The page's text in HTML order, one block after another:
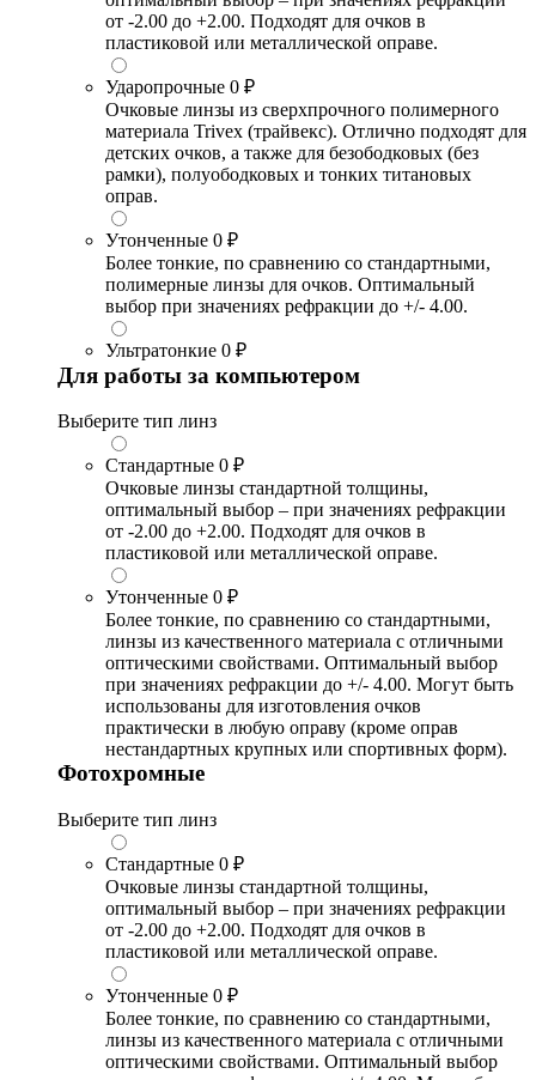
от -2.00 до +2.00. Подходят для очков в
пластиковой или металлической оправе.
Ударопрочные 0 ₽
Очковые линзы из сверхпрочного полимерного
материала Trivex (трайвекс). Отлично подходят для
детских очков, а также для безободковых (без
рамки), полуободковых и тонких титановых
оправ.
Утонченные 0 ₽
Более тонкие, по сравнению со стандартными,
полимерные линзы для очков. Оптимальный
выбор при значениях рефракции до +/- 4.00.
Ультратонкие 0 ₽
Для работы за компьютером
Выберите тип линз
Стандартные 0 ₽
Очковые линзы стандартной толщины,
оптимальный выбор – при значениях рефракции
от -2.00 до +2.00. Подходят для очков в
пластиковой или металлической оправе.
Утонченные 0 ₽
Более тонкие, по сравнению со стандартными,
линзы из качественного материала с отличными
оптическими свойствами. Оптимальный выбор
при значениях рефракции до +/- 4.00. Могут быть
использованы для изготовления очков
практически в любую оправу (кроме оправ
нестандартных крупных или спортивных форм).
Фотохромные
Выберите тип линз
Стандартные 0 ₽
Очковые линзы стандартной толщины,
оптимальный выбор – при значениях рефракции
от -2.00 до +2.00. Подходят для очков в
пластиковой или металлической оправе.
Утонченные 0 ₽
Более тонкие, по сравнению со стандартными,
линзы из качественного материала с отличными
оптическими свойствами. Оптимальный выбор